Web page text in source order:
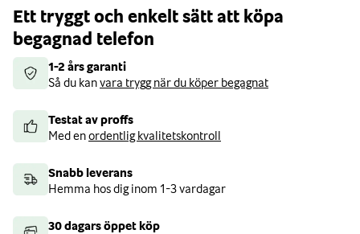
Ett tryggt och enkelt sätt att köpa
begagnad telefon
1-2 års garanti
Så du kanvara trygg när du köper begagnat
Testat av proffs
Med enordentlig kvalitetskontroll
Snabb leverans
Hemma hos dig inom 1-3 vardagar
30 dagars öppet köp